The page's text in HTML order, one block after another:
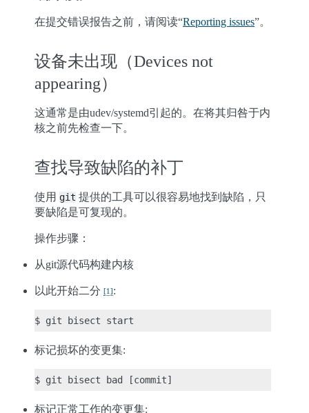
在提交错误报告之前，请阅读“Reporting issues”。
设备未出现（Devices not
appearing）
这通常是由udev/systemd引起的。在将其归咎于内
核之前先检查一下。
查找导致缺陷的补丁
使用 git 提供的工具可以很容易地找到缺陷，只
要缺陷是可复现的。
操作步骤：
从git源代码构建内核
以此开始二分 [1]:
标记损坏的变更集:
标记正常工作的变更集: